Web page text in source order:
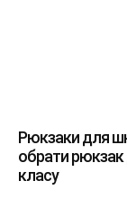
Рюкзаки для
обрати рюкзак
класу